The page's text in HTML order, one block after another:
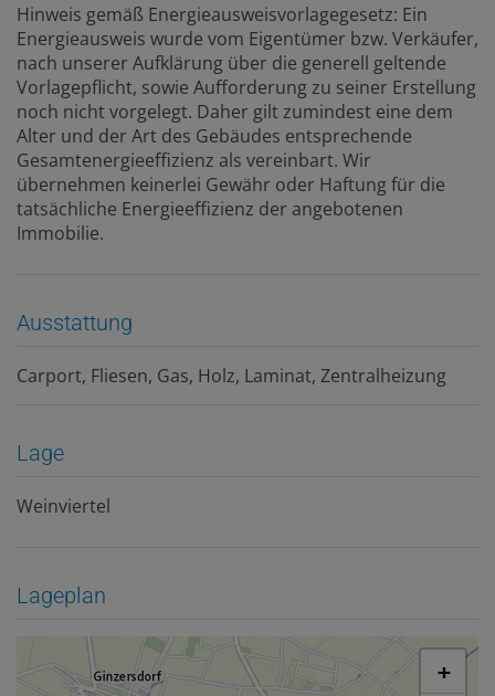
Hinweis gemäß Energieausweisvorlagegesetz: Ein
Energieausweis wurde vom Eigentümer bzw. Verkäufer,
nach unserer Aufklärung über die generell geltende
Vorlagepflicht, sowie Aufforderung zu seiner Erstellung
noch nicht vorgelegt. Daher gilt zumindest eine dem
Alter und der Art des Gebäudes entsprechende
Gesamtenergieeffizienz als vereinbart. Wir
übernehmen keinerlei Gewähr oder Haftung für die
tatsächliche Energieeffizienz der angebotenen
Immobilie.
Ausstattung
Carport Fliesen Gas Holz Laminat Zentralheizung
Lage
Weinviertel
Lageplan
+